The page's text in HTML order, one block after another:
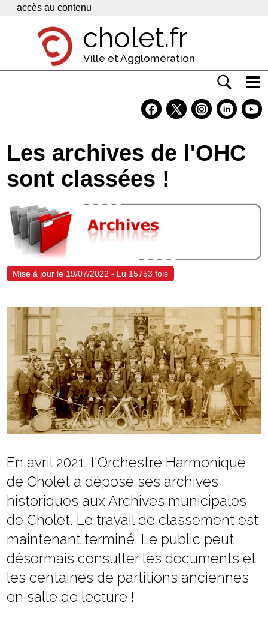
Panneau de gestion des cookies
accès au contenu
cholet.fr
Ville et Agglomération
Economie
Services
Contacts
Les archives de l'OHC
sont classées !
Mise à jour le 19/07/2022 - Lu 15753 fois
En avril 2021, l'Orchestre Harmonique
de Cholet a déposé ses archives
historiques aux Archives municipales
de Cholet. Le travail de classement est
maintenant terminé. Le public peut
désormais consulter les documents et
les centaines de partitions anciennes
en salle de lecture !